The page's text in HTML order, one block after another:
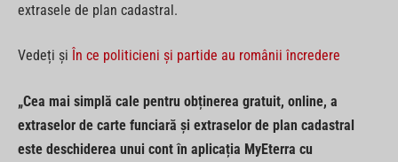
extrasele de plan cadastral.
Vedeți și În ce politicieni și partide au românii încredere
„Cea mai simplă cale pentru obținerea gratuit, online, a
extraselor de carte funciară și extraselor de plan cadastral
este deschiderea unui cont în aplicația MyEterra cu